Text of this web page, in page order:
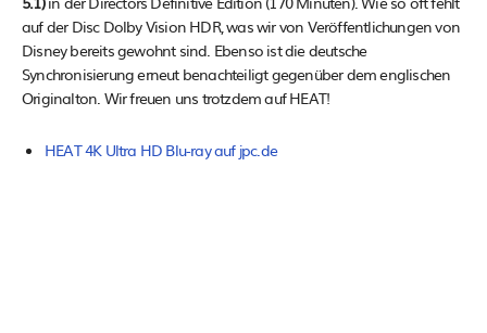
auf der Disc Dolby Vision HDR, was wir von Veröffentlichungen von
Disney bereits gewohnt sind. Ebenso ist die deutsche
Synchronisierung erneut benachteiligt gegenüber dem englischen
Originalton. Wir freuen uns trotzdem auf HEAT!
HEAT 4K Ultra HD Blu-ray auf jpc.de